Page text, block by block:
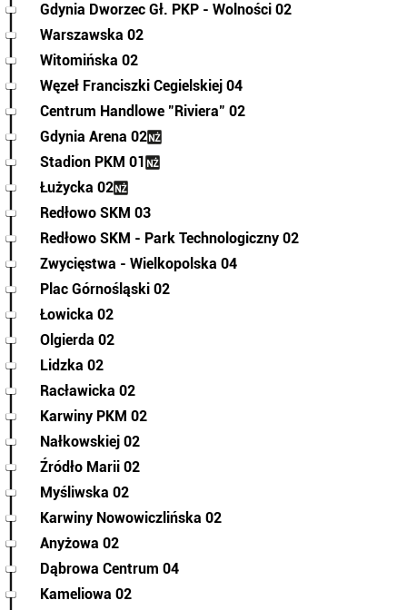
Gdynia Dworzec Gł. PKP - Wolności 02
Warszawska 02
Witomińska 02
Węzeł Franciszki Cegielskiej 04
Centrum Handlowe "Riviera" 02
Gdynia Arena 02
Stadion PKM 01
Łużycka 02
Redłowo SKM 03
Redłowo SKM - Park Technologiczny 02
Zwycięstwa - Wielkopolska 04
Plac Górnośląski 02
Łowicka 02
Olgierda 02
Lidzka 02
Racławicka 02
Karwiny PKM 02
Nałkowskiej 02
Źródło Marii 02
Myśliwska 02
Karwiny Nowowiczlińska 02
Anyżowa 02
Dąbrowa Centrum 04
Kameliowa 02